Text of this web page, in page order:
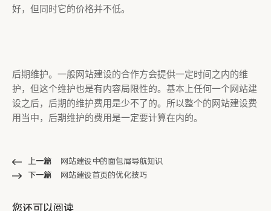
好，但同时它的价格并不低。
后期维护。一般网站建设的合作方会提供一定时间之内的维
护，但这个维护也是有内容局限性的。基本上任何一个网站建
设之后，后期的维护费用是少不了的。所以整个的网站建设费
用当中，后期维护的费用是一定要计算在内的。
上一篇
网站建设中的面包屑导航知识
下一篇
网站建设首页的优化技巧